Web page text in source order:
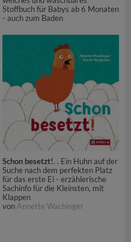
Stoffbuch für Babys ab 6 Monaten
- auch zum Baden
Schon besetzt!. . Ein Huhn auf der
Suche nach dem perfekten Platz
für das erste Ei - erzählerische
Sachinfo für die Kleinsten, mit
Klappen
von Annette Wachinger